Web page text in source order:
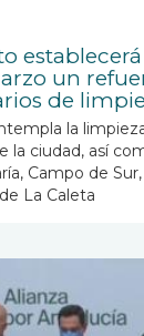
un
de
la
la ciudad, así
Campo de
La Caleta